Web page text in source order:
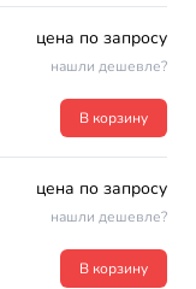
цена по запросу
нашли дешевле?
В корзину
цена по запросу
нашли дешевле?
В корзину